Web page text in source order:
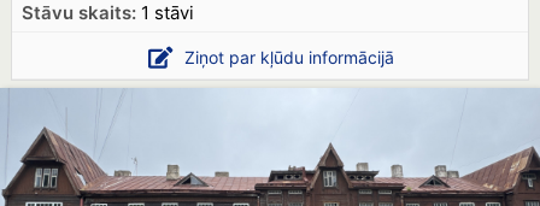
Stāvu skaits:1 stāvi
Ziņot par kļūdu informācijā